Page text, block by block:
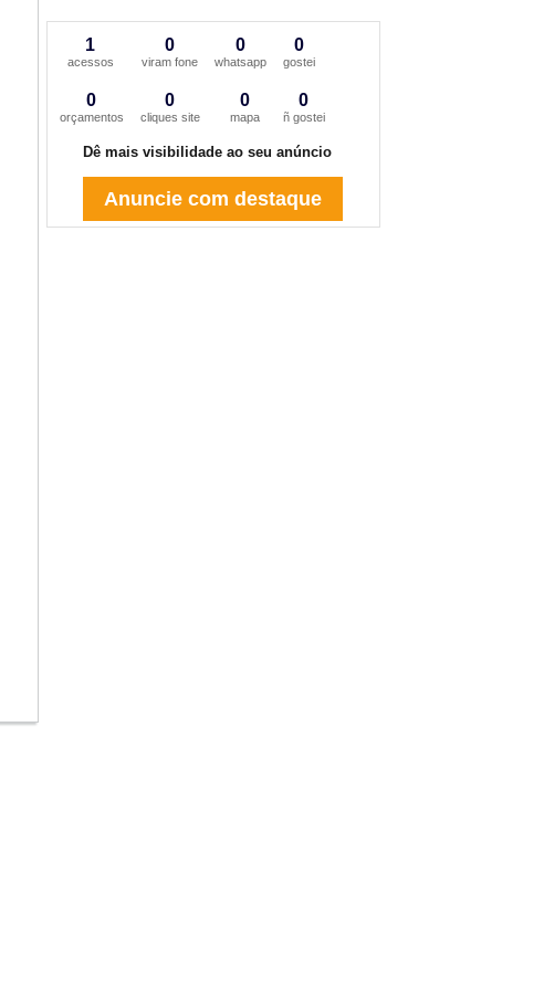
1
acessos
0
viram fone
0
whatsapp
0
gostei
0
orçamentos
0
cliques site
0
mapa
0
ñ gostei
Dê mais visibilidade ao seu anúncio
Anuncie com destaque